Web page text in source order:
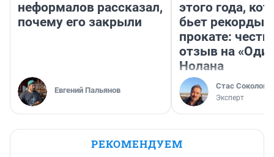
неформалов рассказал,
почему его закрыли
Евгений Пальянов
этого года,
бьет рекорды в
прокате:
отзыв на
Нолана
Стас Соколов
Эксперт
РЕКОМЕНДУЕМ